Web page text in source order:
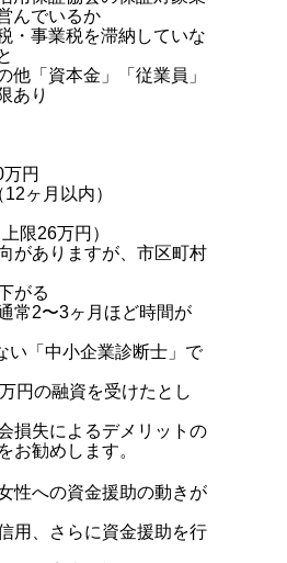
んでいるか
・事業税を滞納していな
他「資本金」「従業員」
あり
円
ヶ月以内）
限26万円）
がありますが、市区町村
がる
常2〜3ヶ月ほど時間が
い「中小企業診断士」で
円の融資を受けたとし
損失によるデメリットの
お勧めします。
性への資金援助の動きが
用、さらに資金援助を行